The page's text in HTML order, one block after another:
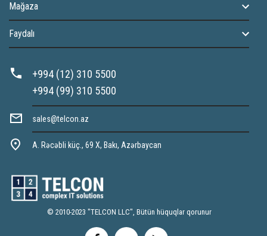
Mağaza
Faydalı
+994 (12) 310 5500
+994 (99) 310 5500
sales@telcon.az
A. Rəcəbli küç., 69 X, Bakı, Azərbaycan
© 2010-2023 "TELCON LLC", Bütün hüquqlar qorunur